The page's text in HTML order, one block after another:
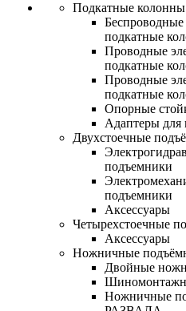
Подкатные колонны
Беспроводные
подкатные
Проводные
подкатные
Проводные
подкатные
Опорные
Адаптеры для
Двухстоечные
подъемники
подъемники
Аксессуары
Четырехстоечные
Аксессуары
Ножничные
Двойные
Ножничные